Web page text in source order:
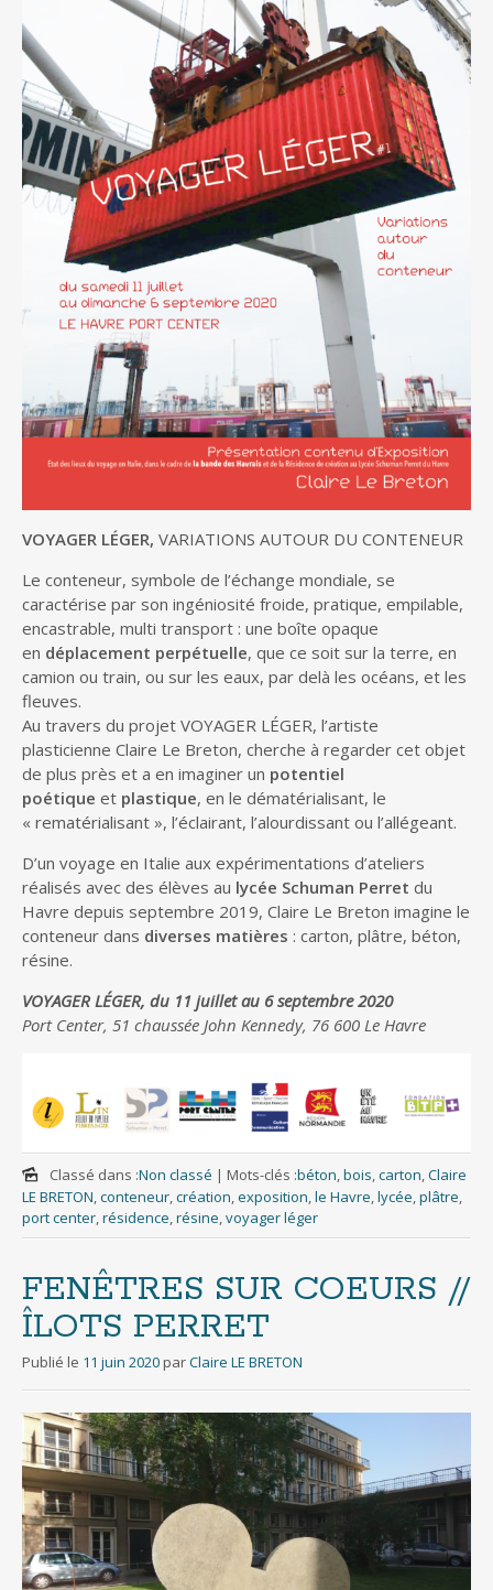
VOYAGER LÉGER, VARIATIONS AUTOUR DU CONTENEUR
Le conteneur, symbole de l’échange mondiale, se
caractérise par son ingéniosité froide, pratique, empilable,
encastrable, multi transport : une boîte opaque
en déplacement perpétuelle, que ce soit sur la terre, en
camion ou train, ou sur les eaux, par delà les océans, et les
fleuves.
Au travers du projet VOYAGER LÉGER, l’artiste
plasticienne Claire Le Breton, cherche à regarder cet objet
de plus près et a en imaginer un potentiel
poétique et plastique, en le dématérialisant, le
« rematérialisant », l’éclairant, l’alourdissant ou l’allégeant.
D’un voyage en Italie aux expérimentations d’ateliers
réalisés avec des élèves au lycée Schuman Perret du
Havre depuis septembre 2019, Claire Le Breton imagine le
conteneur dans diverses matières : carton, plâtre, béton,
résine.
VOYAGER LÉGER, du 11 juillet au 6 septembre2020
Port Center, 51 chaussée John Kennedy, 76 600 Le Havre
Classé dans :Non classé | Mots-clés :béton,bois,carton,Claire
LE BRETON,conteneur,création,exposition,le Havre,lycée,plâtre,
port center,résidence,résine,voyager léger
FENÊTRES SUR COEURS //
ÎLOTS PERRET
Publié le 11 juin 2020 parClaire LE BRETON